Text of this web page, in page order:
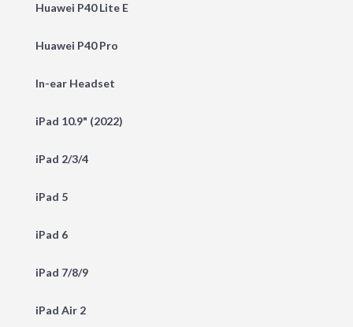
Huawei P40 Lite E
Huawei P40 Pro
In-ear Headset
iPad 10.9" (2022)
iPad 2/3/4
iPad 5
iPad 6
iPad 7/8/9
iPad Air 2